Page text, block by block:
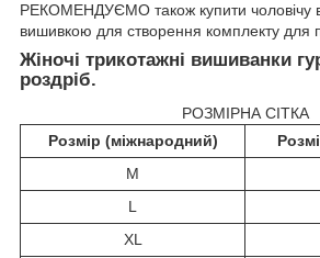
РЕКОМЕНДУЄМО також купити чоловічу
вишивкою для створення комплекту для
Жіночі трикотажні вишиванки
роздріб.
РОЗМІРНА СІТКА
Розмір (міжнародний)
M
L
XL